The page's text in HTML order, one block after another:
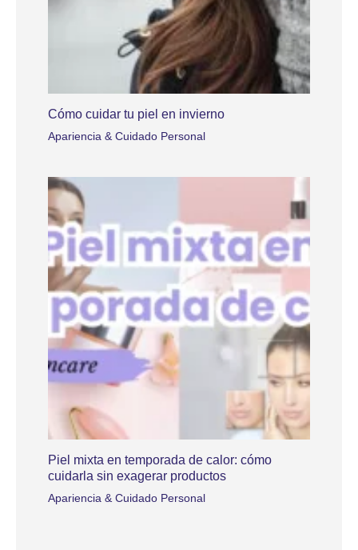
Cómo cuidar tu piel en invierno
Apariencia & Cuidado Personal
Piel mixta en temporada de calor: cómo
cuidarla sin exagerar productos
Apariencia & Cuidado Personal